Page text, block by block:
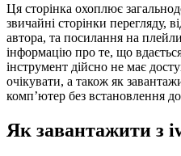
Ця сторінка охоплює
звичайні сторінки перегляду,
автора, та посилання на
інформацію про те, що
інструмент дійсно не має
очікувати, а також як
комп’ютер без встановлення
Як завантажити з